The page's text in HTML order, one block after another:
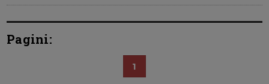
Pagini:
1